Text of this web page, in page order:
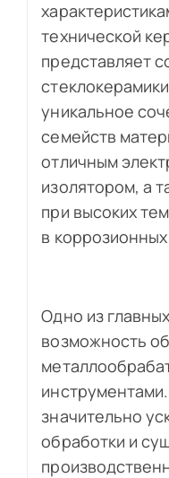
технической
представляет
уникальное
семейств
отличным
изолятором, а
при высоких
в
Одно из
возможность
значительно
обработки и